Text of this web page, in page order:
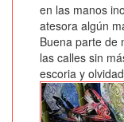
en las manos
atesora algún
Buena parte de
las calles sin
escoria y